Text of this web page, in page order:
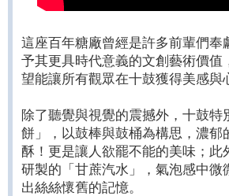
這座百年糖廠曾經是許多前輩們
予其更具時代意義的文創藝術價
望能讓所有觀眾在十鼓獲得美感與
除了聽覺與視覺的震撼外，十鼓
餅」，以鼓棒與鼓桶為構思，濃
酥！更是讓人欲罷不能的美味；
研製的「甘蔗汽水」，氣泡感中
出絲絲懷舊的記憶。